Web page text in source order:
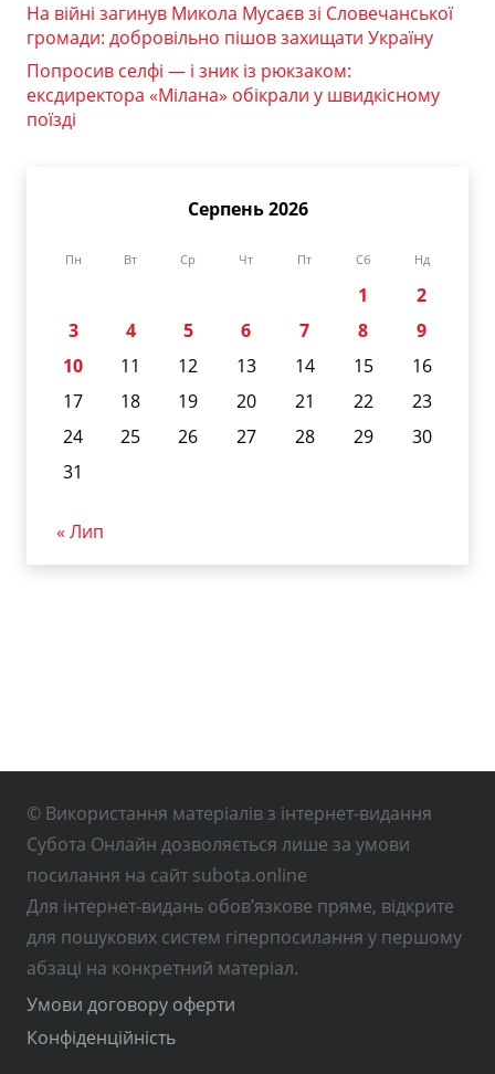
На війні загинув Микола Мусаєв зі Словечанської
громади: добровільно пішов захищати Україну
Попросив селфі — і зник із рюкзаком:
ексдиректора «Мілана» обікрали у швидкісному
поїзді
Серпень 2026
Пн Вт Ср Чт Пт Сб Нд
1
2
3
4 5 6 7 8
9
10
11 12 13 14 15
16
17
18 19 20 21 22
23
24
25 26 27 28 29
30
31
« Лип
© Використання матеріалів з інтернет-видання
Субота Онлайн дозволяється лише за умови
посилання на сайт subota.online
Для інтернет-видань обов’язкове пряме, відкрите
для пошукових систем гіперпосилання у першому
абзаці на конкретний матеріал.
Умови договору оферти
Конфіденційність